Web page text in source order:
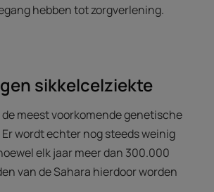
hebben tot zorgverlening.
sikkelcelziekte
meest voorkomende genetische
wordt echter nog steeds weinig
elk jaar meer dan 300.000
van de Sahara hierdoor worden